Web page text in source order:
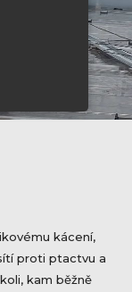
kácení,
proti ptactvu a
kam běžně